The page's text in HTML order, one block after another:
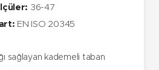
36-47
EN ISO 20345
sağlayan kademeli taban